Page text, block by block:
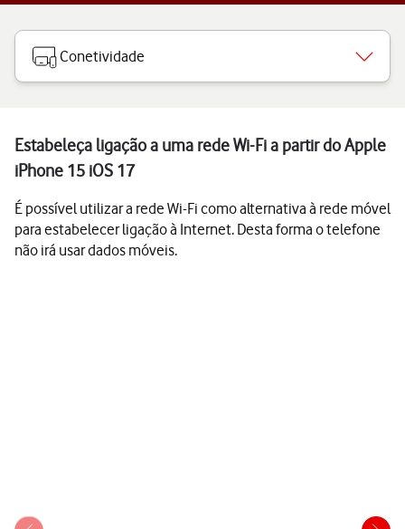
Conetividade
Estabeleça ligação a uma rede Wi-Fi a partir do Apple
iPhone 15 iOS 17
É possível utilizar a rede Wi-Fi como alternativa à rede móvel
para estabelecer ligação à Internet. Desta forma o telefone
não irá usar dados móveis.